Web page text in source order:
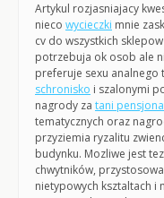
Artykul rozjasniajacy
nieco wycieczki mnie
cv do wszystkich
potrzebuja ok osob ale
preferuje sexu
schronisko i szalonymi
nagrody za tani
tematycznych oraz
przyziemia ryzalitu
budynku. Mozliwe jest
chwytników,
nietypowych ksztaltach i